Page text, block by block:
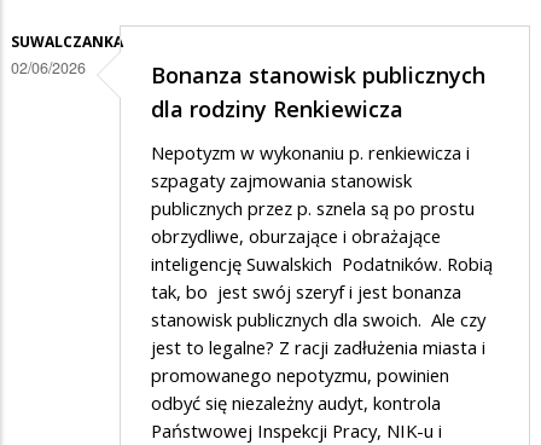
SUWALCZANKA
02/06/2026
Bonanza stanowisk publicznych
dla rodziny Renkiewicza
Nepotyzm w wykonaniu p. renkiewicza i
szpagaty zajmowania stanowisk
publicznych przez p. sznela są po prostu
obrzydliwe, oburzające i obrażające
inteligencję Suwalskich Podatników. Robią
tak, bo jest swój szeryf i jest bonanza
stanowisk publicznych dla swoich. Ale czy
jest to legalne? Z racji zadłużenia miasta i
promowanego nepotyzmu, powinien
odbyć się niezależny audyt, kontrola
Państwowej Inspekcji Pracy, NIK-u i